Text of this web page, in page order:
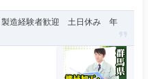
製造経験者歓迎 土日休み 年